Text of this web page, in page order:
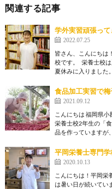
関連する記事
学外実習頑張っ
2022.07.25
皆さん、こんにちは
校です。 栄養士校
夏休みに入りました
食品加工実習で
2021.09.12
こんにちは 福岡県
栄養士校2年生の「
品を作っていますが
平岡栄養士専門
2020.10.13
こんにちは！平岡栄
は暑い日が続いてい